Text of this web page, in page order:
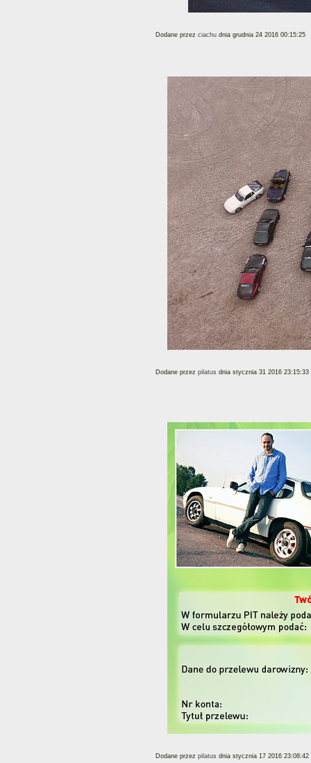
Dodane przez ciachu dnia grudnia 24 2016 00:15:25
Dodane przez pilatus dnia stycznia 31 2016 23:15:33
Dodane przez pilatus dnia stycznia 17 2016 23:08:42